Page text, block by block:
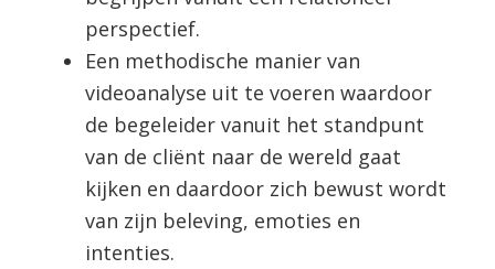
perspectief.
Een methodische manier van
videoanalyse uit te voeren waardoor
de begeleider vanuit het standpunt
van de cliënt naar de wereld gaat
kijken en daardoor zich bewust wordt
van zijn beleving, emoties en
intenties.